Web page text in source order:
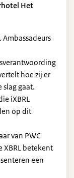
Het
hoe zij er
slag gaat.
iXBRL
op dit
van PWC
XBRL betekent
een